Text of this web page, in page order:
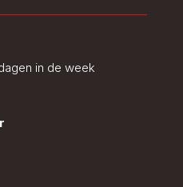
in de week